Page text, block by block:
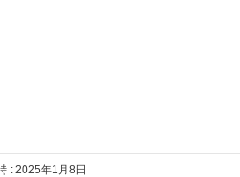
: 2025年1月8日